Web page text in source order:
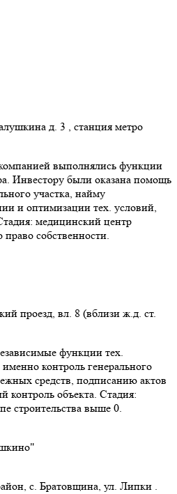
д. 3 , станция метро
выполнялись функции
Инвестору были оказана помощь
участка, найму
и оптимизации тех. условий,
медицинский центр
собственности.
проезд, вл. 8 (вблизи ж.д. ст.
функции тех.
контроль генерального
средств, подписанию актов
объекта. Стадия:
строительства выше 0.
с. Братовщина, ул. Липки .